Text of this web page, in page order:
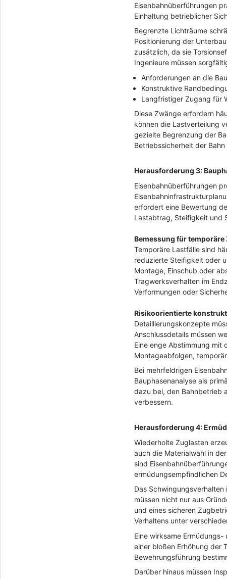
Eisenbahnüberführungen
Einhaltung betrieblicher
Begrenzte Lichträume
Positionierung der
zusätzlich, da sie
Ingenieure müssen
Anforderungen an die
Konstruktive
Langfristiger Zugang für
Diese Zwänge erfordern
können die Lastverteilung
gezielte Begrenzung der
Betriebssicherheit der
Herausforderung 3:
Eisenbahnüberführungen
erfordert eine Bewertung
Lastabtrag, Steifigkeit und
Bemessung für
Temporäre Lastfälle sind
reduzierte Steifigkeit oder
Montage, Einschub oder
Tragwerksverhalten im
Verformungen oder
Risikoorientierte
Detaillierungskonzepte
Anschlussdetails müssen
Eine enge Abstimmung mit
Montageabfolgen,
Bei mehrfeldrigen
Bauphasenanalyse als
dazu bei, den Bahnbetrieb
verbessern.
Herausforderung 4:
Wiederholte Zuglasten
auch die Materialwahl in
sind
ermüdungsempfindlichen
Das
müssen nicht nur aus
und eines sicheren
Verhaltens unter
Eine wirksame
einer bloßen Erhöhung der
Bewehrungsführung
Darüber hinaus müssen